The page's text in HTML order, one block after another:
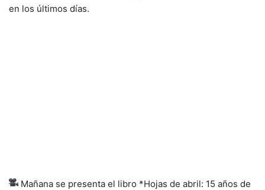
en los últimos días.
Mañana se presenta el libro *Hojas de abril: 15 años de